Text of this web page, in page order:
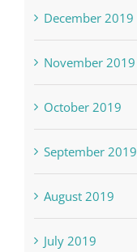
December 2019
November 2019
October 2019
September 2019
August 2019
July 2019